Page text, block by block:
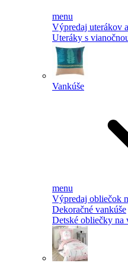
menu
Výpredaj uterákov
Uteráky s
Vankúše
menu
Výpredaj obliečok
Dekoračné vankúše
Detské obliečky na